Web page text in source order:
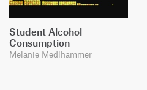
Student Alcohol
Consumption
Melanie Medlhammer